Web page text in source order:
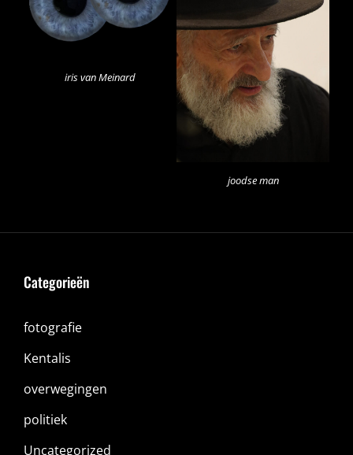
iris van Meinard
joodse man
Categorieën
fotografie
Kentalis
overwegingen
politiek
Uncategorized